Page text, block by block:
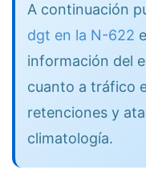
A continuación
dgt en la N-622
información del
cuanto a tráfico
retenciones y
climatología.